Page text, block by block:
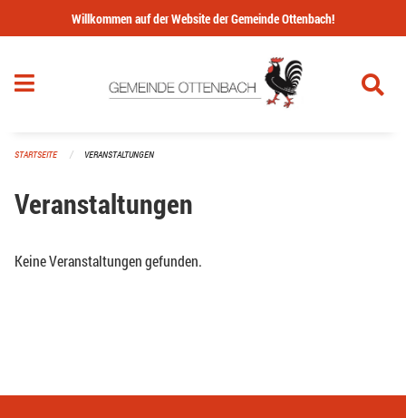
Navigation überspringen
Willkommen auf der Website der Gemeinde Ottenbach!
STARTSEITE VERANSTALTUNGEN
Veranstaltungen
Keine Veranstaltungen gefunden.